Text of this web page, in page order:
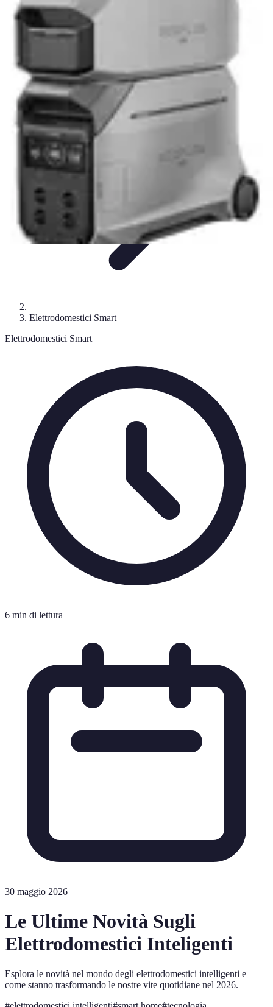
Electro Shopping
Smartphone e Accessori
SostenibiliElettrodomestici
Electro Shopping
Elettrodomestici Smart
Elettrodomestici Smart
6 min di lettura
30 maggio 2026
Le Ultime Novità Sugli
Elettrodomestici Inteligenti
Esplora le novità nel mondo degli elettrodomestici intelligenti e
come stanno trasformando le nostre vite quotidiane nel 2026.